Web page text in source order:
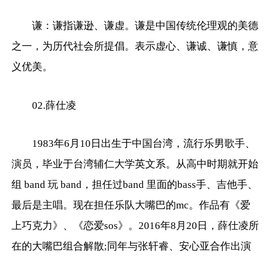
谦：谦指谦逊、谦虚。谦是中国传统伦理观的美德
之一，为历代社会所提倡。表示虚心、谦诚、谦慎，意
义优美。
02.薛仕凌
1983年6月10日出生于中国台湾，流行乐男歌手、
演员，毕业于台湾辅仁大学英文系。从高中时期就开始
组 band 玩 band，担任过band 里面的bass手、吉他手、
最后是主唱。现在担任乐队大嘴巴的mc。作品有《爱
上巧克力》、《恋爱sos》。2016年8月20日，薛仕凌所
在的大嘴巴组合解散;同年与张轩睿、安心亚合作出演